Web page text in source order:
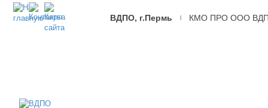
ВДПО, г.Пермь КМО ПРО ООО